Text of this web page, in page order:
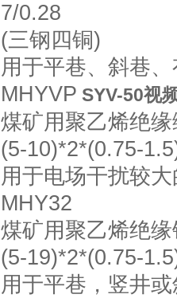
7/0.28
(三钢四铜)
用于平巷、斜巷
MHYVP SYV-50视
煤矿用聚乙烯绝
(5-10)*2*(0.75-
用于电场干扰较
MHY32
煤矿用聚乙烯绝
(5-19)*2*(0.75-
用于平巷，竖井